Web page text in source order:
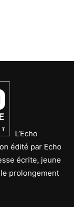
L’Echo
édité par Echo
écrite, jeune
prolongement